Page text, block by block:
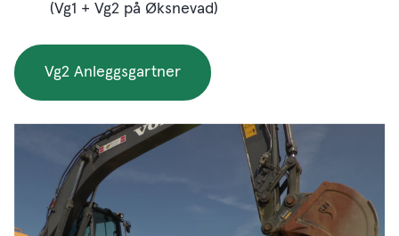
(Vg1 + Vg2 på Øksnevad)
Vg2 Anleggsgartner